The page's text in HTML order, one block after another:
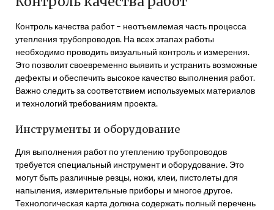
Контроль качества работ – неотъемлемая часть процесса
утепления трубопроводов. На всех этапах работы
необходимо проводить визуальный контроль и измерения.
Это позволит своевременно выявить и устранить возможные
дефекты и обеспечить высокое качество выполнения работ.
Важно следить за соответствием используемых материалов
и технологий требованиям проекта.
Инструменты и оборудование
Для выполнения работ по утеплению трубопроводов
требуется специальный инструмент и оборудование. Это
могут быть различные резцы, ножи, клеи, пистолеты для
напыления, измерительные приборы и многое другое.
Технологическая карта должна содержать полный перечень